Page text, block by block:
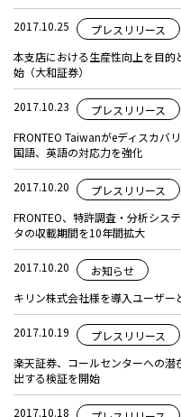
2017.10.25
プレスリリース
本支店における生産性向上を目
始（大和証券）
2017.10.23
プレスリリース
FRONTEO Taiwanがeディスカバ
国語、英語の対応力を強化
2017.10.20
プレスリリース
FRONTEO、特許調査・分析シス
タの収載期間を10年間拡大
2017.10.20
お知らせ
キリン株式会社様を導入ユーザー
2017.10.19
プレスリリース
楽天証券、コールセンターへの潜
出する検証を開始
2017.10.18